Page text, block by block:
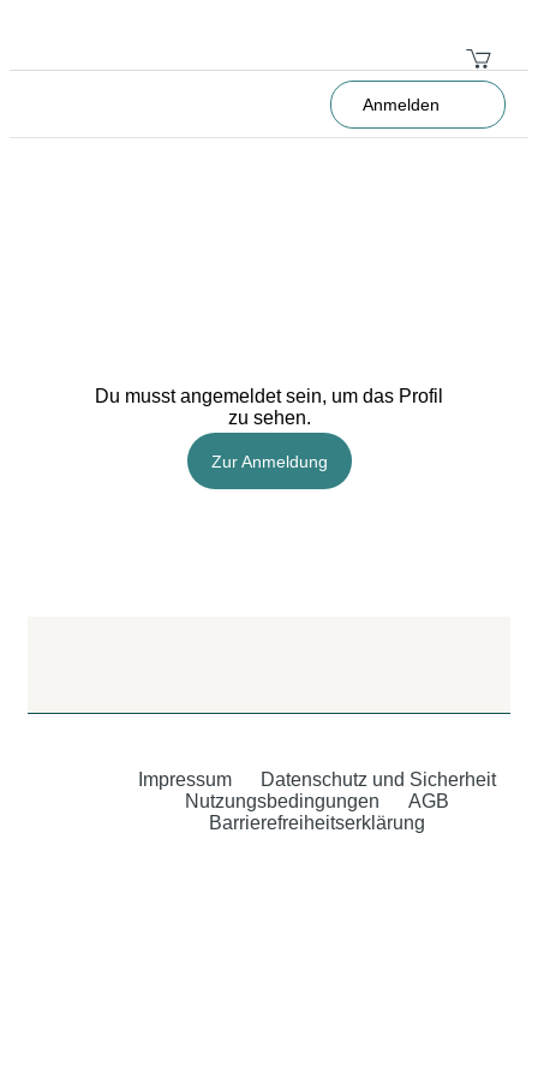
Anmelden
Du musst angemeldet sein, um das Profil
zu sehen.
Zur Anmeldung
Impressum
Datenschutz und Sicherheit
Nutzungsbedingungen
AGB
Barrierefreiheitserklärung